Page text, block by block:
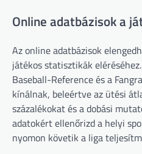
Online adatbázisok a
Az online adatbázisok
játékos statisztikák
Baseball-Reference és a
kínálnak, beleértve az ütési
százalékokat és a dobási
adatokért ellenőrizd a helyi
nyomon követik a liga